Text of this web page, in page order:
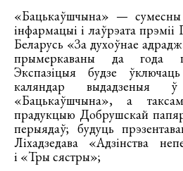
«Бацькаўшчына» — сумесны
інфармацыі і лаўрэата прэміі
Беларусь «За духоўнае
прымеркаваны да года
Экспазіцыя будзе
каляндар выдадзеныя
«Бацькаўшчына», а
прадукцыю Добрушскай
перыядаў; будуць
Ліхадзедава «Адзінства
і «Тры сястры»;